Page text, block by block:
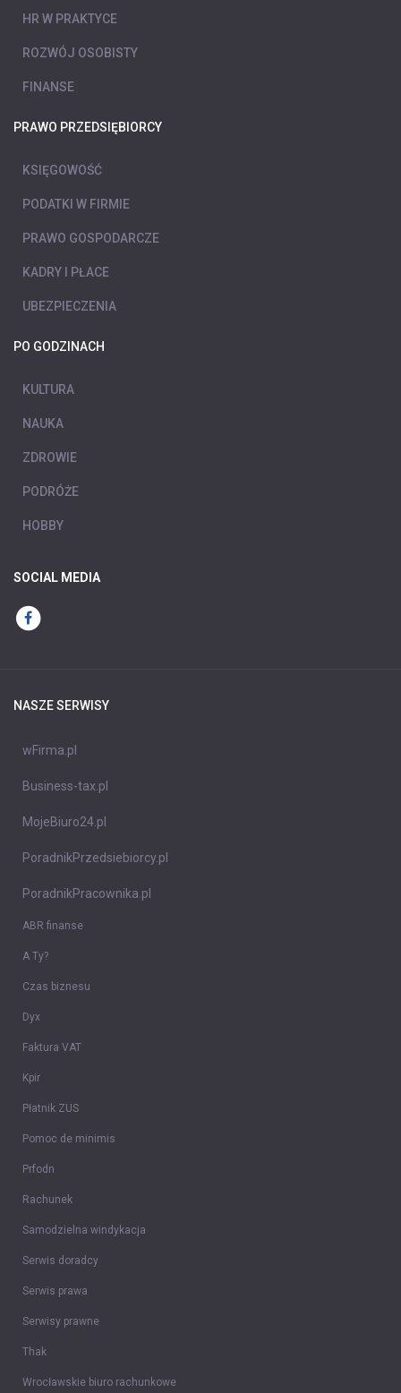
HR W PRAKTYCE
ROZWÓJ OSOBISTY
FINANSE
PRAWO PRZEDSIĘBIORCY
KSIĘGOWOŚĆ
PODATKI W FIRMIE
PRAWO GOSPODARCZE
KADRY I PŁACE
UBEZPIECZENIA
PO GODZINACH
KULTURA
NAUKA
ZDROWIE
PODRÓŻE
HOBBY
SOCIAL MEDIA
NASZE SERWISY
wFirma.pl
Business-tax.pl
MojeBiuro24.pl
PoradnikPrzedsiebiorcy.pl
PoradnikPracownika.pl
ABR finanse
A Ty?
Czas biznesu
Dyx
Faktura VAT
Kpir
Płatnik ZUS
Pomoc de minimis
Prfodn
Rachunek
Samodzielna windykacja
Serwis doradcy
Serwis prawa
Serwisy prawne
Thak
Wrocławskie biuro rachunkowe